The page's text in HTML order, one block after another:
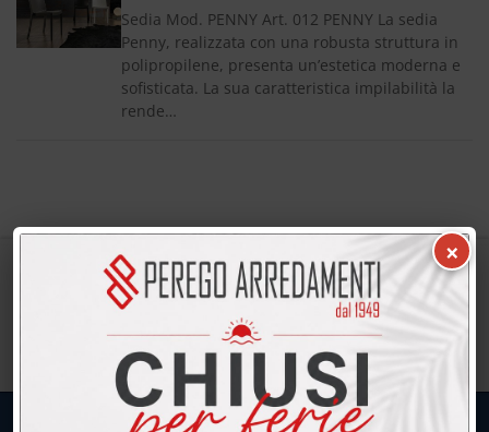
Sedia Mod. PENNY Art. 012 PENNY La sedia
Penny, realizzata con una robusta struttura in
polipropilene, presenta un’estetica moderna e
sofisticata. La sua caratteristica impilabilità la
rende…
×